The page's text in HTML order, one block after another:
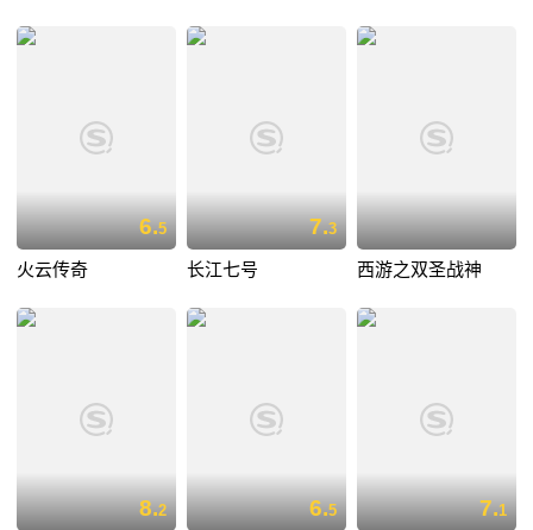
6.5
火云传奇
7.3
长江七号 西游之双圣战神
8.2 6.5 7.1